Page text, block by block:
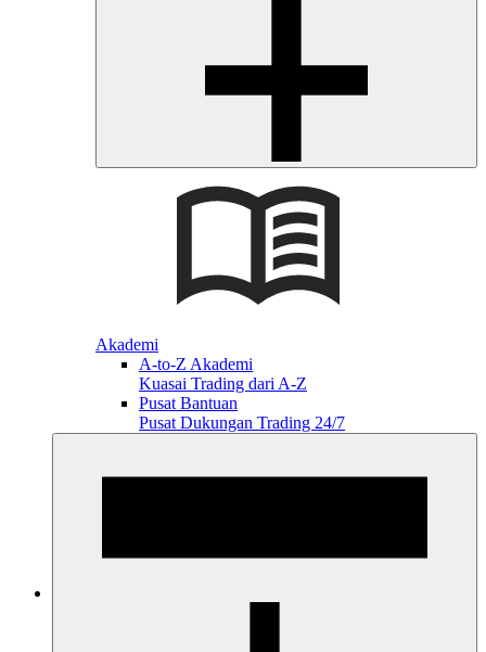
Akademi
A-to-Z Akademi
Kuasai Trading dari A-Z
Pusat Bantuan
Pusat Dukungan Trading 24/7